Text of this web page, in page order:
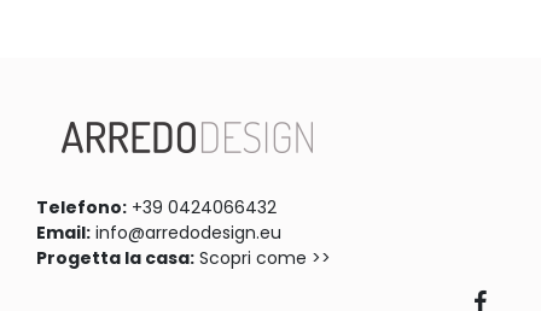
Telefono: +39 0424066432
Email: info@arredodesign.eu
Progetta la casa: Scopri come >>